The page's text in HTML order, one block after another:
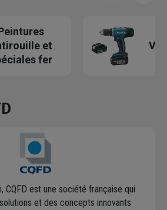
et
fer
CQFD est une société française qui
et des concepts innovants